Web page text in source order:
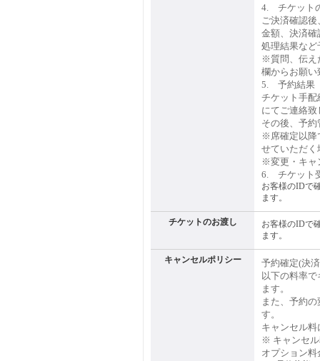
4. チケット
ご決済確認
金額、決済確
処理結果など
※質問、伝え
欄からお願い
5. 予約結果
チケット手配
にてご連絡致
その後、予
※席確定以降
せていただく
※変更・キャ
6. チケット
お客様のIDで
ます。
チケットのお渡し
お客様のIDで
ます。
キャンセルポリシー
予約確定(決
以下の料率
ます。
また、予約
す。
キャンセル
※ キャンセ
オプション